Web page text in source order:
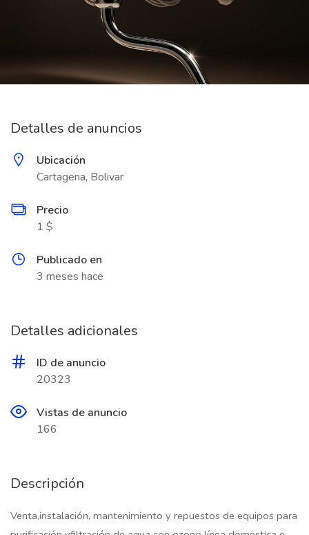
Detalles de anuncios
Ubicación
Cartagena, Bolivar
Precio
1 $
Publicado en
3 meses hace
Detalles adicionales
ID de anuncio
20323
Vistas de anuncio
166
Descripción
Venta,instalación, mantenimiento y repuestos de equipos para